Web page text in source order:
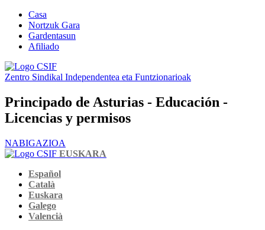
Casa
Nortzuk Gara
Gardentasun
Afiliado
Zentro Sindikal Independentea eta Funtzionarioak
Principado de Asturias - Educación -
Licencias y permisos
NABIGAZIOA
EUSKARA
Español
Català
Euskara
Galego
Valencià